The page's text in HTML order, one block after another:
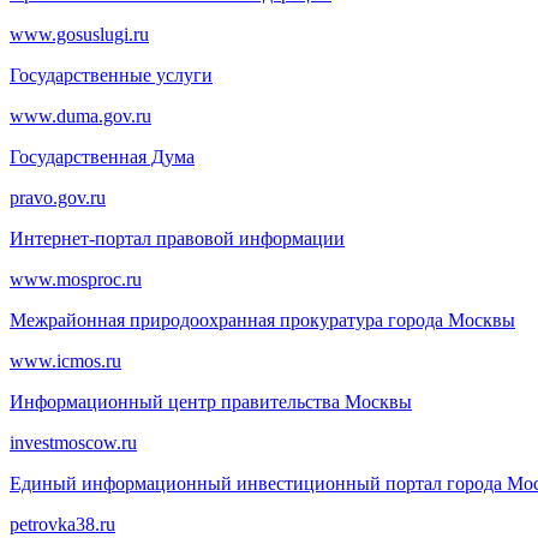
www.gosuslugi.ru
Государственные услуги
www.duma.gov.ru
Государственная Дума
pravo.gov.ru
Интернет-портал правовой информации
www.mosproc.ru
Межрайонная природоохранная прокуратура города Москвы
www.icmos.ru
Информационный центр правительства Москвы
investmoscow.ru
Единый информационный инвестиционный портал города
petrovka38.ru